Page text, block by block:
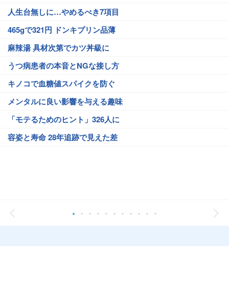
人生台無しに…やめるべき7項目
465gで321円 ドンキプリン品薄
麻辣湯 具材次第でカツ丼級に
うつ病患者の本音とNGな接し方
キノコで血糖値スパイクを防ぐ
メンタルに良い影響を与える趣味
「モテるためのヒント」326人に
容姿と寿命 28年追跡で見えた差